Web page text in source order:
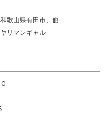
和歌山県有田市、他
ヤリマンギャル